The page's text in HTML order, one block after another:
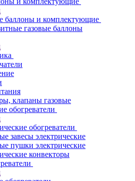
баллоны и комплектующие
газовые баллоны
клапаны газовые
обогреватели
обогреватели
завесы электрические
пушки электрические
конвекторы